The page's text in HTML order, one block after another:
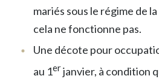
mariés sous le régime de
cela ne fonctionne pas.
Une décote pour
au 1erjanvier, à condition